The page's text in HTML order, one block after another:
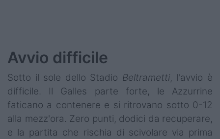
Avvio difficile
Sotto il sole dello Stadio Beltrametti, l'avvio è
difficile. Il Galles parte forte, le Azzurrine
faticano a contenere e si ritrovano sotto 0-12
alla mezz'ora. Zero punti, dodici da recuperare,
e la partita che rischia di scivolare via prima